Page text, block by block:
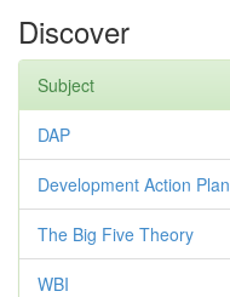
Discover
Subject
DAP
Development Action Plan
The Big Five Theory
WBI